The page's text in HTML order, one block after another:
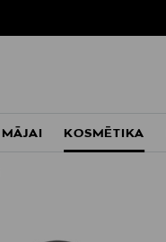
MĀJAI KOSMĒTIKA